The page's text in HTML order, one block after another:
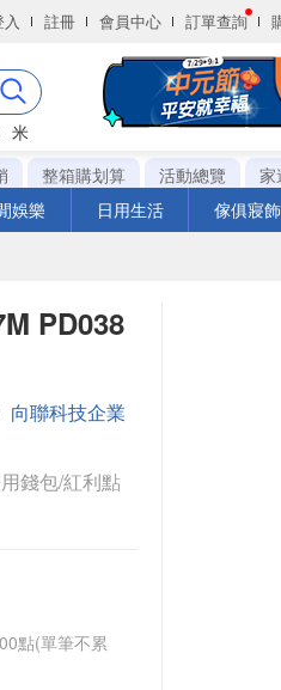
註冊 會員中心 訂單查詢
米
整箱購划算 活動總覽 家
娛樂 日用生活 傢俱寢飾
PD038
向聯科技企業
錢包/紅利點
點(單筆不累